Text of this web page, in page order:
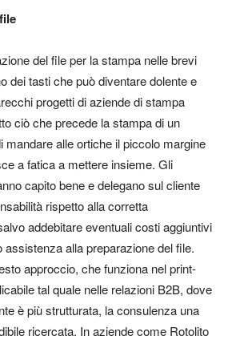
del file per la stampa nelle brevi
dei tasti che può diventaredolentee
progetti di aziende di stampa
ciò che precede la stampa di un
mandare alle ortiche il piccolo margine
a fatica a mettere insieme. Gli
capito bene e delegano sul cliente
rispetto alla corretta
addebitare eventuali costi aggiuntivi
assistenza alla preparazione del file.
approccio, che funziona nel print-
tal quale nelle relazioni B2B, dove
è più strutturata, la consulenza una
ricercata. In aziende come Rotolito